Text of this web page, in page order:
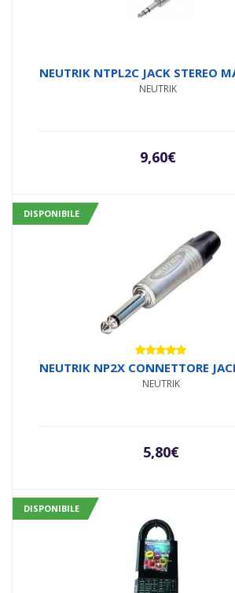
NEUTRIK NTPL2C JACK STEREO
NEUTRIK
9,60€
DISPONIBILE
Valutato
5.00su 5
NEUTRIK NP2X CONNETTORE
NEUTRIK
5,80€
DISPONIBILE